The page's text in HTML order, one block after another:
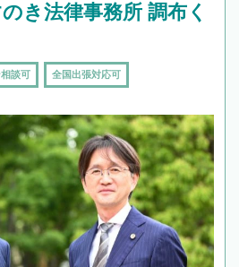
き法律事務所 調布く
談可 全国出張対応可